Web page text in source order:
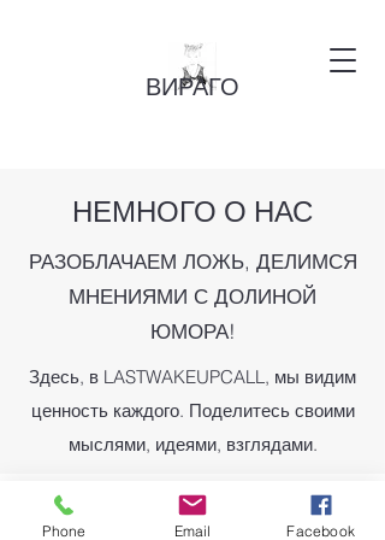
ВИРАГО
НЕМНОГО О НАС
РАЗОБЛАЧАЕМ ЛОЖЬ, ДЕЛИМСЯ
МНЕНИЯМИ С ДОЛИНОЙ
ЮМОРА!
Здесь, в LASTWAKEUPCALL, мы видим
ценность каждого. Поделитесь своими
мыслями, идеями, взглядами.
©2021 ВИРАГО. С гордостью создано на Wix.com
Phone Email Facebook